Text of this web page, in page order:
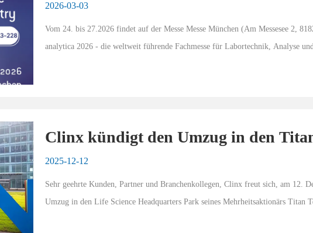
2026-03-03
Vom 24. bis 27.2026 findet auf der Messe Messe München (Am Messesee 2,
analytica 2026 - die weltweit führende Fachmesse für Labortechnik, Analyse
Clinx kündigt den Umzug in den
Science Headquarters Park an
2025-12-12
Sehr geehrte Kunden, Partner und Branchenkollegen, Clinx freut sich, am 12.
Umzug in den Life Science Headquarters Park seines Mehrheitsaktionärs Titan